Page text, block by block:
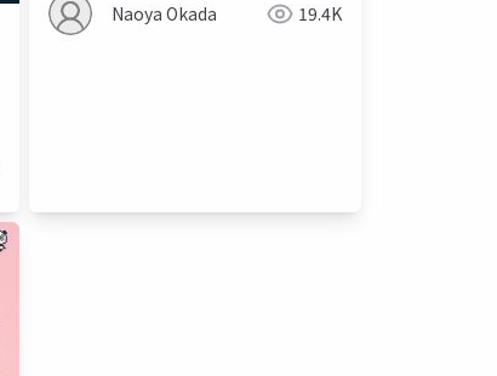
Naoya Okada 19.4K